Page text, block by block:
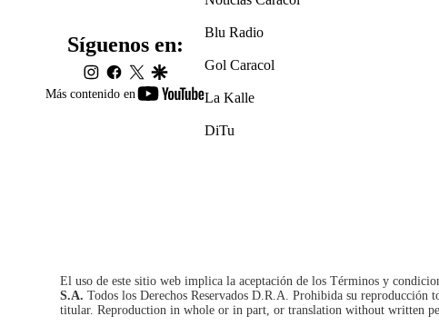
Más contenido en
youtube-
Síguenos en:
instagram
facebook
twittergoogle
Blu Radio
Gol Caracol
La Kalle
DiTu
El uso de este sitio web implica la aceptación de los Términos y
S.A. Todos los Derechos Reservados D.R.A. Prohibida su
titular. Reproduction in whole or in part, or translation without written